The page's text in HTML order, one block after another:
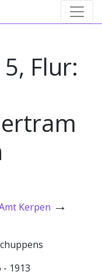
Flur:
Kerpen →
- 1913